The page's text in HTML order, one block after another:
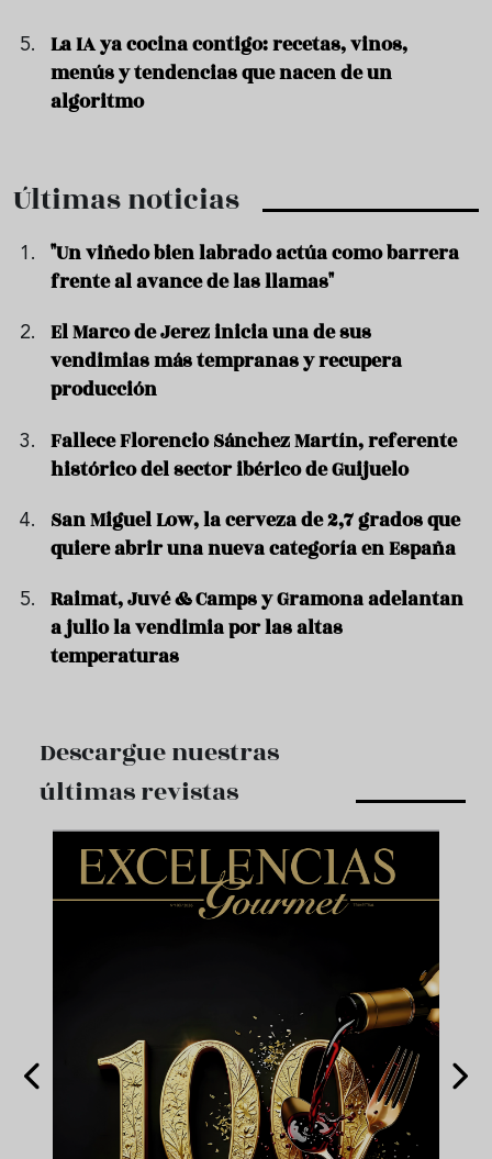
La IA ya cocina contigo: recetas, vinos,
menús y tendencias que nacen de un
algoritmo
Últimas noticias
"Un viñedo bien labrado actúa como barrera
frente al avance de las llamas"
El Marco de Jerez inicia una de sus
vendimias más tempranas y recupera
producción
Fallece Florencio Sánchez Martín, referente
histórico del sector ibérico de Guijuelo
San Miguel Low, la cerveza de 2,7 grados que
quiere abrir una nueva categoría en España
Raimat, Juvé & Camps y Gramona adelantan
a julio la vendimia por las altas
temperaturas
Descargue nuestras
últimas revistas